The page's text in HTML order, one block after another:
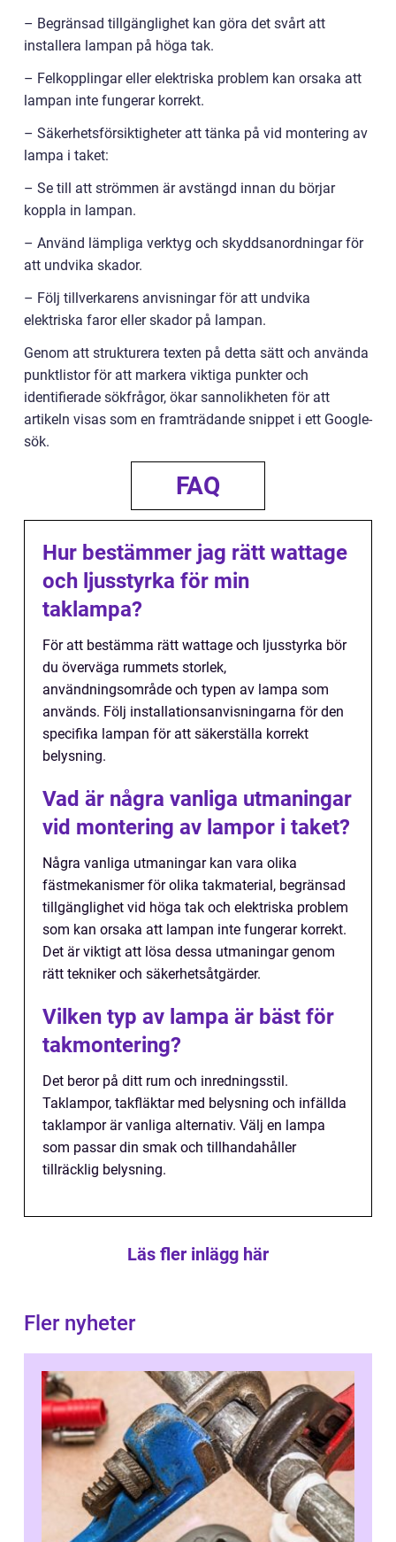
– Begränsad tillgänglighet kan göra det svårt att
installera lampan på höga tak.
– Felkopplingar eller elektriska problem kan orsaka att
lampan inte fungerar korrekt.
– Säkerhetsförsiktigheter att tänka på vid montering av
lampa i taket:
– Se till att strömmen är avstängd innan du börjar
koppla in lampan.
– Använd lämpliga verktyg och skyddsanordningar för
att undvika skador.
– Följ tillverkarens anvisningar för att undvika
elektriska faror eller skador på lampan.
Genom att strukturera texten på detta sätt och använda
punktlistor för att markera viktiga punkter och
identifierade sökfrågor, ökar sannolikheten för att
artikeln visas som en framträdande snippet i ett Google-
sök.
FAQ
Hur bestämmer jag rätt wattage
och ljusstyrka för min
taklampa?
För att bestämma rätt wattage och ljusstyrka bör
du överväga rummets storlek,
användningsområde och typen av lampa som
används. Följ installationsanvisningarna för den
specifika lampan för att säkerställa korrekt
belysning.
Vad är några vanliga utmaningar
vid montering av lampor i taket?
Några vanliga utmaningar kan vara olika
fästmekanismer för olika takmaterial, begränsad
tillgänglighet vid höga tak och elektriska problem
som kan orsaka att lampan inte fungerar korrekt.
Det är viktigt att lösa dessa utmaningar genom
rätt tekniker och säkerhetsåtgärder.
Vilken typ av lampa är bäst för
takmontering?
Det beror på ditt rum och inredningsstil.
Taklampor, takfläktar med belysning och infällda
taklampor är vanliga alternativ. Välj en lampa
som passar din smak och tillhandahåller
tillräcklig belysning.
Läs fler inlägg här
Fler nyheter